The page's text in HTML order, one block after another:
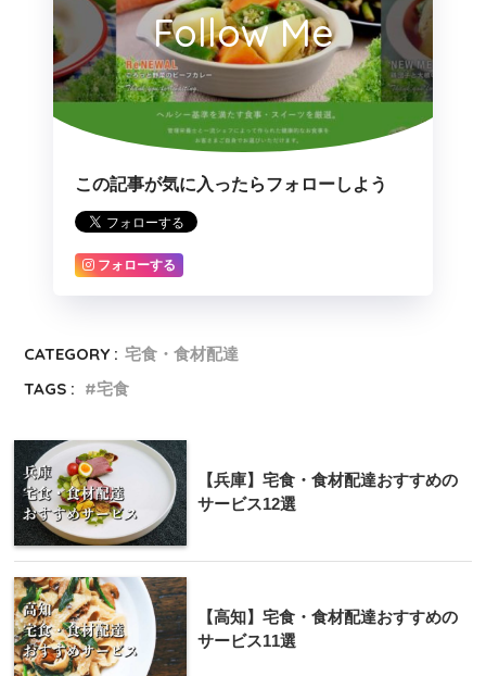
Follow Me
この記事が気に入ったらフォローしよう
フォローする
CATEGORY : 宅食・食材配達
TAGS :
宅食
【兵庫】宅食・食材配達おすすめの
サービス12選
【高知】宅食・食材配達おすすめの
サービス11選